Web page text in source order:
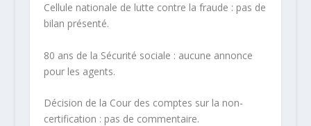
Cellule nationale de lutte contre la fraude : pas de
bilan présenté.
80 ans de la Sécurité sociale : aucune annonce
pour les agents.
Décision de la Cour des comptes sur la non-
certification : pas de commentaire.